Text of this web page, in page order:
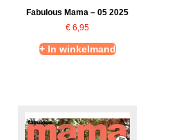
Fabulous Mama – 05 2025
€ 6,95
+ In winkelmand